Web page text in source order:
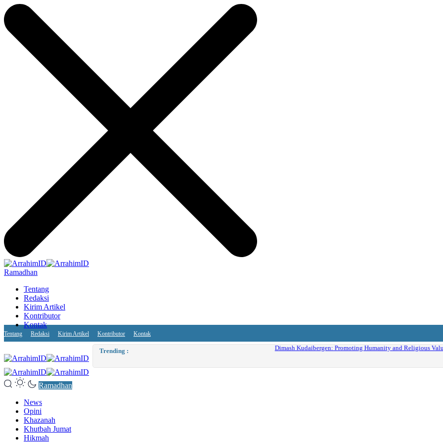
Ramadhan
Tentang
Redaksi
Kirim Artikel
Kontributor
Kontak
Tentang Redaksi Kirim Artikel Kontributor Kontak
Trending : Dimash Kudaibergen: Promoting Humanity and Religious Values without Religious Attributes in the Showbiz
Ramadhan
News
Opini
Khazanah
Khutbah Jumat
Hikmah